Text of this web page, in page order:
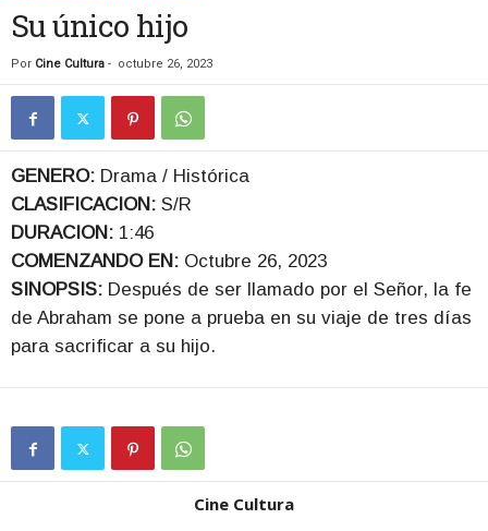
Su único hijo
Por Cine Cultura - octubre 26, 2023
GENERO: Drama / Histórica
CLASIFICACION: S/R
DURACION: 1:46
COMENZANDO EN: Octubre 26, 2023
SINOPSIS: Después de ser llamado por el Señor, la fe
de Abraham se pone a prueba en su viaje de tres días
para sacrificar a su hijo.
Cine Cultura